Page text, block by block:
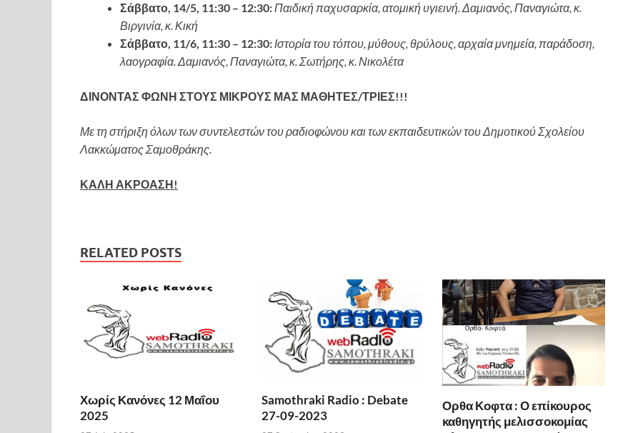
Σάββατο, 14/5, 11:30 – 12:30:Παιδική παχυσαρκία, ατομική υγιεινή. Δαμιανός, Παναγιώτα, κ.
Βιργινία, κ. Κική
Σάββατο, 11/6, 11:30 – 12:30: Ιστορία του τόπου, μύθους, θρύλους, αρχαία μνημεία, παράδοση,
λαογραφία. Δαμιανός, Παναγιώτα, κ. Σωτήρης, κ. Νικολέτα
ΔΙΝΟΝΤΑΣ ΦΩΝΗ ΣΤΟΥΣ ΜΙΚΡΟΥΣ ΜΑΣ ΜΑΘΗΤΕΣ/ΤΡΙΕΣ!!!
Με τη στήριξη όλων των συντελεστών του ραδιοφώνου και των εκπαιδευτικών του Δημοτικού Σχολείου
Λακκώματος Σαμοθράκης.
ΚΑΛΗ ΑΚΡΟΑΣΗ!
RELATED POSTS
Χωρίς Κανόνες 12 Μαΐου
2025
Samothraki Radio : Debate
27-09-2023
Ορθα Κοφτα : Ο επίκουρος
καθηγητής μελισσοκομίας